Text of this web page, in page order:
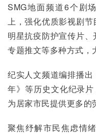
SMG地面频道6个剧
上，强化优质影视剧
明星抗疫防护宣传片
专题推文等多种方式，
纪实人文频道编排播
年》等历史文化纪录
为居家市民提供更多的
聚焦纾解市民焦虑情